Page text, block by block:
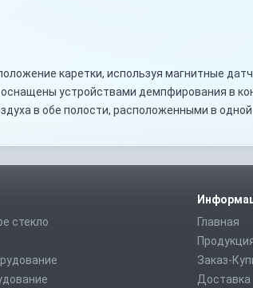
каретки, используя магнитные
устройствами демпфирования в
в обе полости, расположенными в одной
стекло
Главная
Заказ-
Доставка